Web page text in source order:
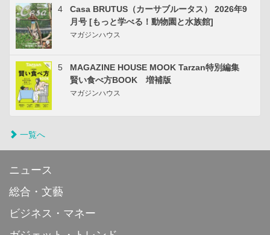
4
Casa BRUTUS（カーサブルータス） 2026年9
月号 [もっと学べる！動物園と水族館]
マガジンハウス
5
MAGAZINE HOUSE MOOK Tarzan特別編集
賢い食べ方BOOK 増補版
マガジンハウス
一覧へ
ニュース
総合・文藝
ビジネス・マネー